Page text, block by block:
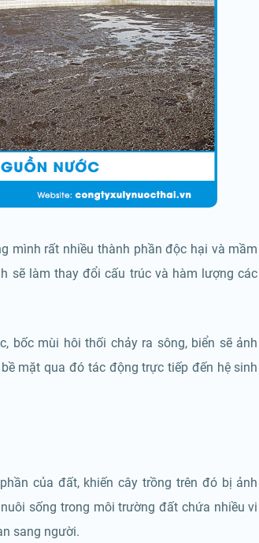
mình rất nhiều thành phần độc hại và mầm
sẽ làm thay đổi cấu trúc và hàm lượng các
bốc mùi hôi thối chảy ra sông, biển sẽ ảnh
mặt qua đó tác động trực tiếp đến hệ sinh
của đất, khiến cây trồng trên đó bị ảnh
sống trong môi trường đất chứa nhiều vi
sang người.